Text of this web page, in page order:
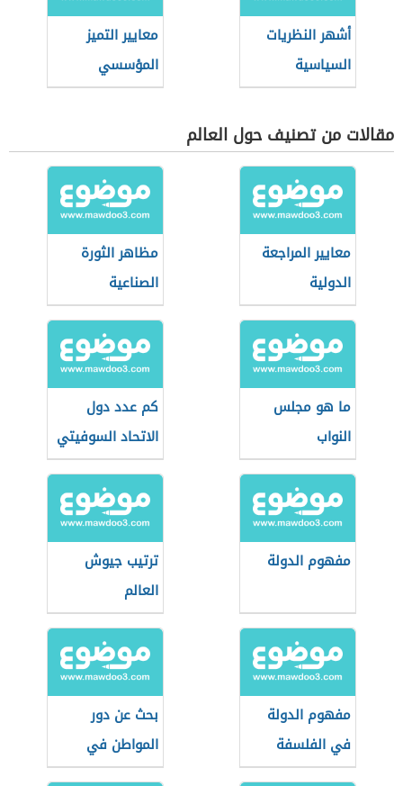
أشهر النظريات
السياسية
معايير التميز
المؤسسي
مقالات من تصنيف حول العالم
معايير المراجعة
الدولية
مظاهر الثورة
الصناعية
ما هو مجلس
النواب
كم عدد دول
الاتحاد السوفيتي
مفهوم الدولة
ترتيب جيوش
العالم
مفهوم الدولة
في الفلسفة
بحث عن دور
المواطن في
المحافظة على